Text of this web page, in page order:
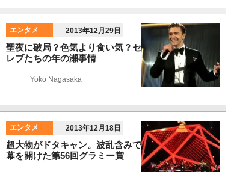
エンタメ 2013年12月29日
聖夜に破局？色気より食い気？セ
レブたちの年の瀬事情
Yoko Nagasaka
エンタメ 2013年12月18日
超大物がドタキャン。波乱含みで
幕を開けた第56回グラミー賞